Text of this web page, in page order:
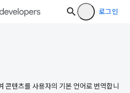
로그인
텐츠를 사용자의 기본 언어로 번역합니